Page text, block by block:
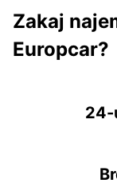
Zakaj
Europcar?
24-